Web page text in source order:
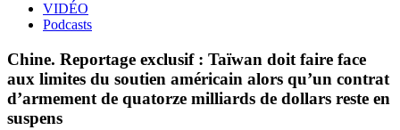
VIDÉO
Podcasts
Chine. Reportage exclusif : Taïwan doit faire face
aux limites du soutien américain alors qu’un contrat
d’armement de quatorze milliards de dollars reste en
suspens